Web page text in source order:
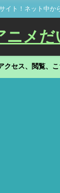
ト！ネット中か
メだ
セス、閲覧、